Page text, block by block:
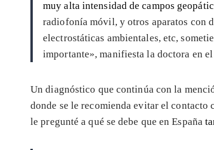
muy alta intensidad de campos
radiofonía móvil, y otros aparatos con
electrostáticas ambientales, etc,
importante», manifiesta la doctora en
Un diagnóstico que continúa con la
donde se le recomienda evitar el contacto
le pregunté a qué se debe que en España